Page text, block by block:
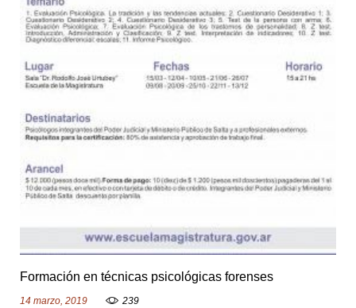
g
o
r
í
a
:
N
o
t
i
Formación en técnicas psicológicas forenses
14 marzo, 2019 239